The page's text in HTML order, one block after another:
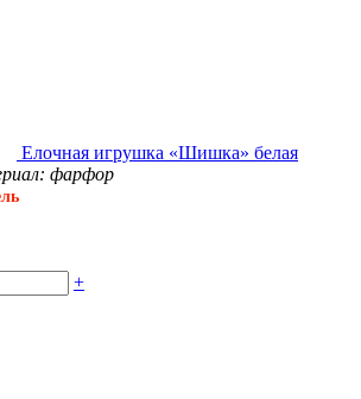
Елочная игрушка «Шишка» белая
фарфор
+